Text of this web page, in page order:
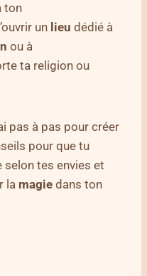
ton
un lieu dédié à
ou à
ta religion ou
pas à pas pour créer
pour que tu
selon tes envies et
la magie dans ton